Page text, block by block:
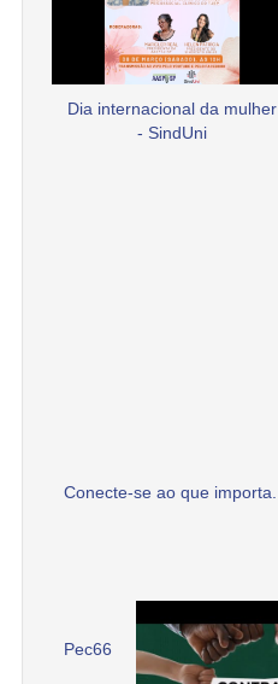
Dia internacional da mulher
- SindUni
Conecte-se ao que importa.
Pec66